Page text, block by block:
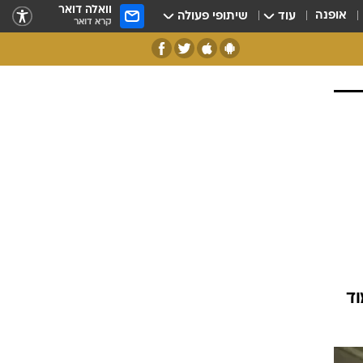
אופנה עוד שיתופי פעולה וואלה דואר
קרא דואר